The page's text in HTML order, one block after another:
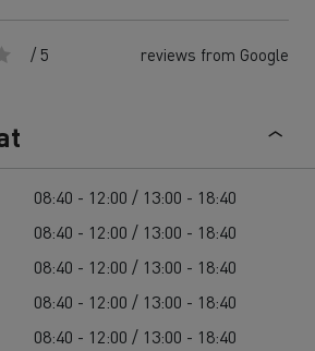
/ 5 reviews from Google
08:40 - 12:00 / 13:00 - 18:40
08:40 - 12:00 / 13:00 - 18:40
08:40 - 12:00 / 13:00 - 18:40
08:40 - 12:00 / 13:00 - 18:40
08:40 - 12:00 / 13:00 - 18:40